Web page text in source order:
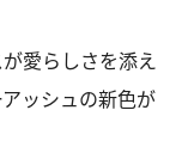
愛らしさを添え
ッシュの新色が